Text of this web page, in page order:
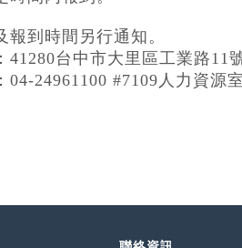
報到時間另行通知。
41280台中市大里區工業路11
04-24961100 #7109 人力資源室